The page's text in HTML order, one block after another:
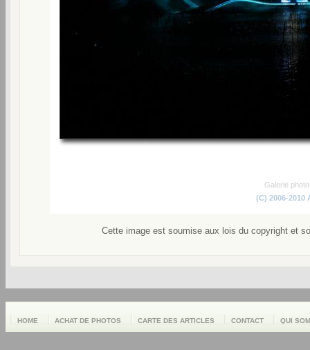
Galerie
(C) 2006-2010
Cette image est soumise aux lois du copyright et
HOME ACHAT DE PHOTOS CARTE DES ARTICLES CONTACT QUI